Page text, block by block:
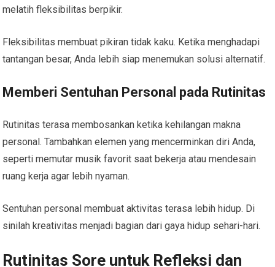
melatih fleksibilitas berpikir.
Fleksibilitas membuat pikiran tidak kaku. Ketika menghadapi
tantangan besar, Anda lebih siap menemukan solusi alternatif.
Memberi Sentuhan Personal pada Rutinitas
Rutinitas terasa membosankan ketika kehilangan makna
personal. Tambahkan elemen yang mencerminkan diri Anda,
seperti memutar musik favorit saat bekerja atau mendesain
ruang kerja agar lebih nyaman.
Sentuhan personal membuat aktivitas terasa lebih hidup. Di
sinilah kreativitas menjadi bagian dari gaya hidup sehari-hari.
Rutinitas Sore untuk Refleksi dan